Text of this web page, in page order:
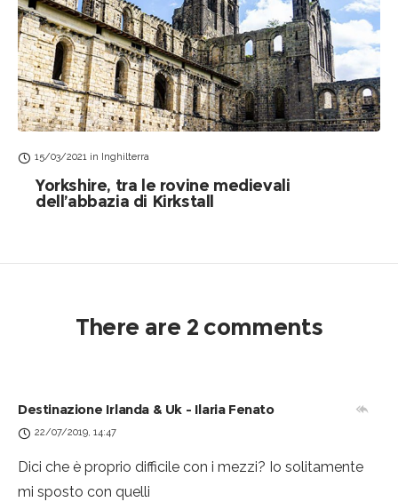
15/03/2021 in Inghilterra
Yorkshire, tra le rovine medievali
dell’abbazia di Kirkstall
There are 2 comments
Destinazione Irlanda & Uk - Ilaria Fenato
22/07/2019, 14:47
Dici che è proprio difficile con i mezzi? Io solitamente
mi sposto con quelli